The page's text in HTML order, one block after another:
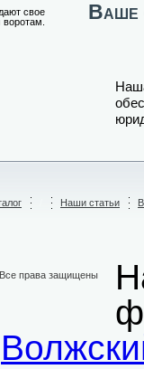
свое
Ваше
Наши статьи
права защищены